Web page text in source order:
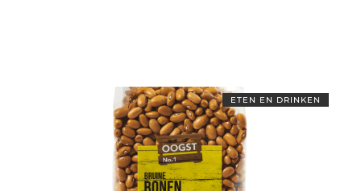
ETEN EN DRINKEN